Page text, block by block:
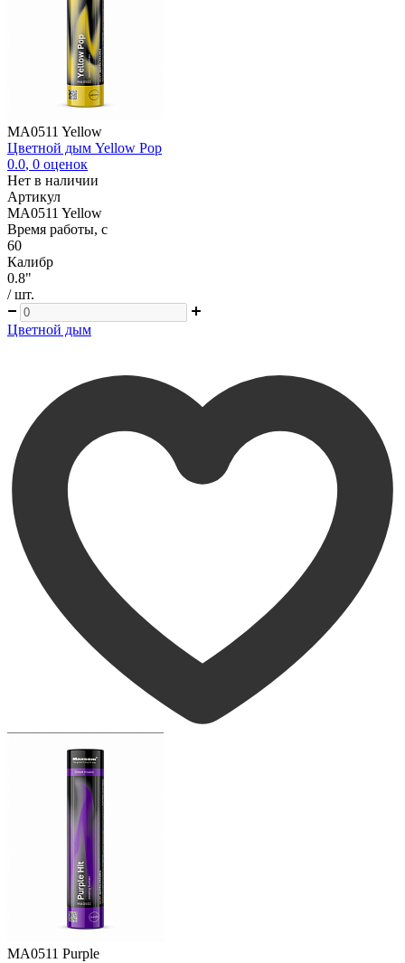
MA0511 Yellow
Цветной дым Yellow Pop
0.0, 0 оценок
Нет в наличии
Артикул
MA0511 Yellow
Время работы, с
60
Калибр
0.8"
/ шт.
Цветной дым
MA0511 Purple